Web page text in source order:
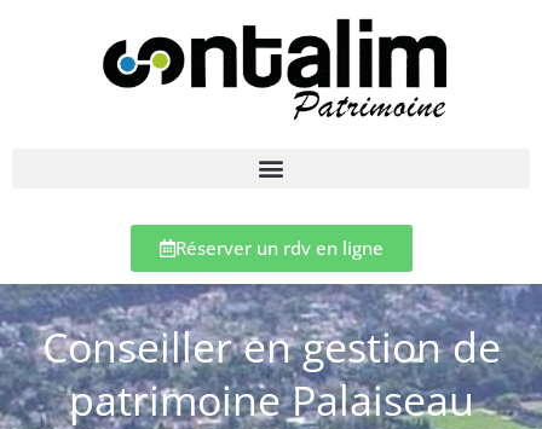
Réserver un rdv en ligne
Conseiller en gestion de
patrimoine Palaiseau